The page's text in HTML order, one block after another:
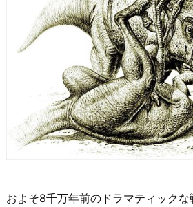
およそ8千万年前のドラマティック